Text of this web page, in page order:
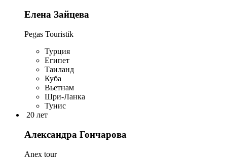
Елена Зайцева
Pegas Touristik
Турция
Египет
Таиланд
Куба
Вьетнам
Шри-Ланка
Тунис
20 лет
Александра Гончарова
Anex tour